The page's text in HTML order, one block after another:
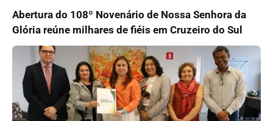
Abertura do 108º Novenário de Nossa Senhora da
Glória reúne milhares de fiéis em Cruzeiro do Sul